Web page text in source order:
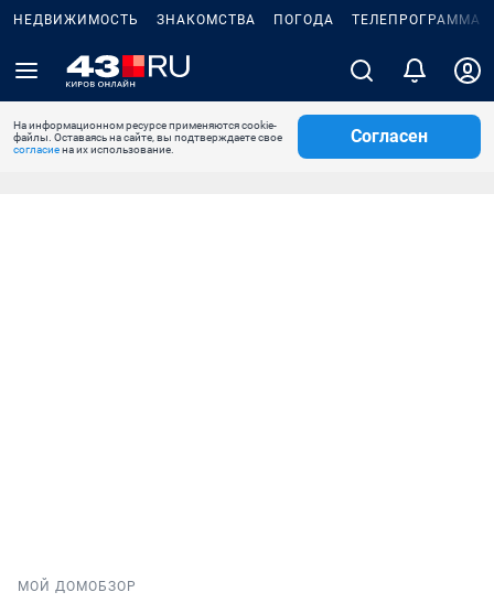
НЕДВИЖИМОСТЬ ЗНАКОМСТВА ПОГОДА ТЕЛЕПРОГРАММА
На информационном ресурсе применяются cookie-
файлы. Оставаясь на сайте, вы подтверждаете свое
согласиена их использование.
Согласен
МОЙ ДОМОБЗОР